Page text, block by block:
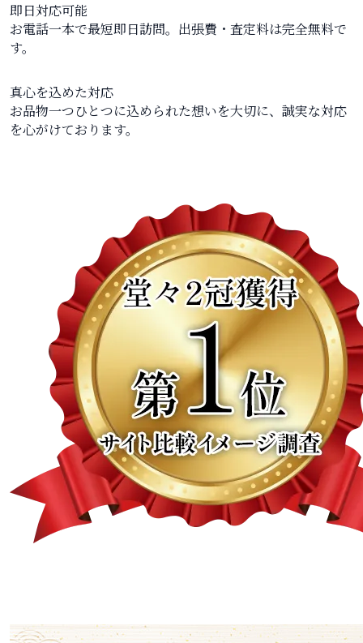
即日対応可能
お電話一本で最短即日訪問。出張費・査定料は完全無料で
す。
真心を込めた対応
お品物一つひとつに込められた想いを大切に、誠実な対応
を心がけております。